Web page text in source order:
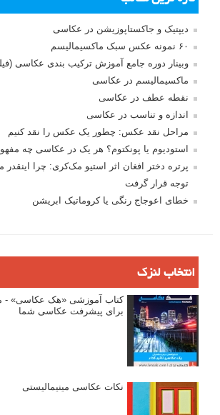
دیپتیک و جاکستا‌پوزیشن در عکاسی
۶۰ نمونه عکس سبک ماکسیمالیسم
وبینار دوره جامع آموزش ترکیب بندی عکاسی
ماکسیمالیسم در عکاسی
نقطه عطف در عکاسی
اندازه و تناسب در عکاسی
مراحل نقد عکس: چطور یک عکس را نقد کنیم
استودیوم یا پونکتوم؟ هر یک در عکاسی چه
پرتره دختر افغان اثر استیو مک‌کری: چرا
توجه قرار گرفت
خطای اعوجاج رنگی یا کروماتیک ابریشن
انتخاب لنزک
کتاب آموزشی «هک عکاسی» -
برای پیشرفت عکاسی شما
نکات عکاسی مینیمالیستی